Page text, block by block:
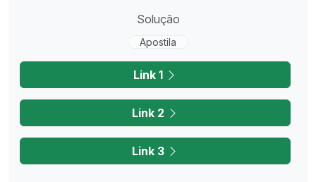
Solução
Apostila
Link 1
Link 2
Link 3